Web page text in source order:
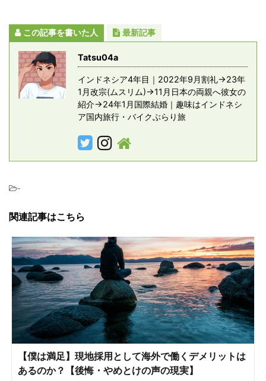
この記事を書いた人 最新記事
Tatsu04a
インドネシア4年目｜2022年9月割礼→23年
1月改宗(ムスリム)→11月日本の両親へ彼女の
紹介→24年1月国際結婚｜趣味はインドネシ
ア国内旅行・バイクぶらり旅
-
関連記事はこちら
【僕は満足】現地採用として海外で働くデメリットは
あるのか？【後悔・やめとけの声の現実】